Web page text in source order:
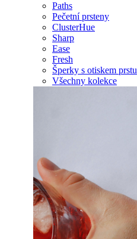
Paths
Pečetní prsteny
ClusterHue
Sharp
Ease
Fresh
Šperky s otiskem prstu
Všechny kolekce